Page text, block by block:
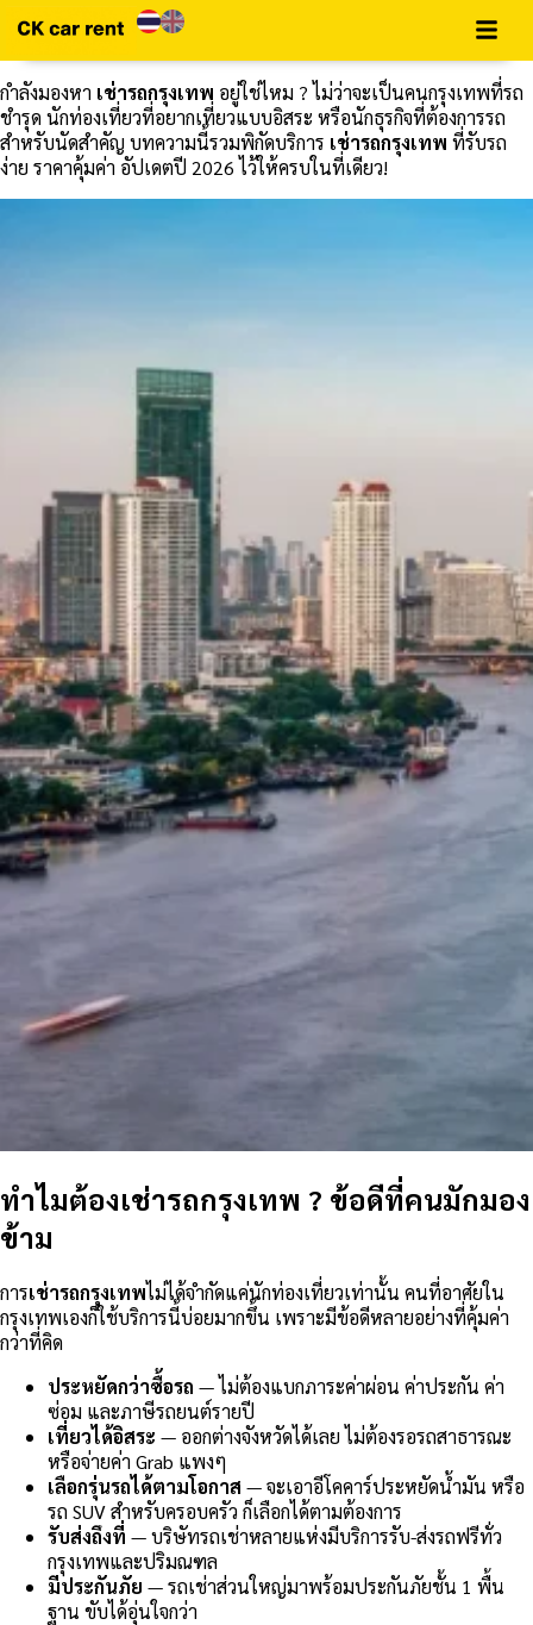
กำลังมองหา เช่ารถกรุงเทพ อยู่ใช่ไหม ? ไม่ว่าจะเป็นคนกรุงเทพที่รถ
ชำรุด นักท่องเที่ยวที่อยากเที่ยวแบบอิสระ หรือนักธุรกิจที่ต้องการรถ
สำหรับนัดสำคัญ บทความนี้รวมพิกัดบริการ เช่ารถกรุงเทพ ที่รับรถ
ง่าย ราคาคุ้มค่า อัปเดตปี 2026 ไว้ให้ครบในที่เดียว!
ทำไมต้องเช่ารถกรุงเทพ ? ข้อดีที่คนมักมอง
ข้าม
การเช่ารถกรุงเทพไม่ได้จำกัดแค่นักท่องเที่ยวเท่านั้น คนที่อาศัยใน
กรุงเทพเองก็ใช้บริการนี้บ่อยมากขึ้น เพราะมีข้อดีหลายอย่างที่คุ้มค่า
กว่าที่คิด
ประหยัดกว่าซื้อรถ — ไม่ต้องแบกภาระค่าผ่อน ค่าประกัน ค่า
ซ่อม และภาษีรถยนต์รายปี
เที่ยวได้อิสระ — ออกต่างจังหวัดได้เลย ไม่ต้องรอรถสาธารณะ
หรือจ่ายค่า Grab แพงๆ
เลือกรุ่นรถได้ตามโอกาส — จะเอาอีโคคาร์ประหยัดน้ำมัน หรือ
รถ SUV สำหรับครอบครัว ก็เลือกได้ตามต้องการ
รับส่งถึงที่ — บริษัทรถเช่าหลายแห่งมีบริการรับ-ส่งรถฟรีทั่ว
กรุงเทพและปริมณฑล
มีประกันภัย — รถเช่าส่วนใหญ่มาพร้อมประกันภัยชั้น 1 พื้น
ฐาน ขับได้อุ่นใจกว่า